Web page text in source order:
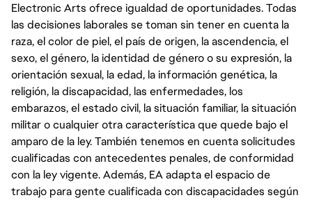
Electronic Arts ofrece igualdad de oportunidades. Todas
las decisiones laborales se toman sin tener en cuenta la
raza, el color de piel, el país de origen, la ascendencia, el
sexo, el género, la identidad de género o su expresión, la
orientación sexual, la edad, la información genética, la
religión, la discapacidad, las enfermedades, los
embarazos, el estado civil, la situación familiar, la situación
militar o cualquier otra característica que quede bajo el
amparo de la ley. También tenemos en cuenta solicitudes
cualificadas con antecedentes penales, de conformidad
con la ley vigente. Además, EA adapta el espacio de
trabajo para gente cualificada con discapacidades según